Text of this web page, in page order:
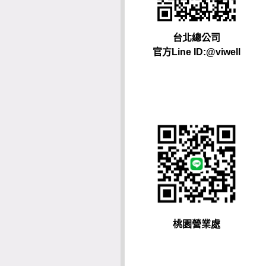
台北總公司
官方Line ID:@viwell
桃園營業處